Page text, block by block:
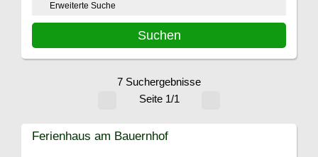
Erweiterte Suche
7 Suchergebnisse
Seite 1/1
Ferienhaus am Bauernhof